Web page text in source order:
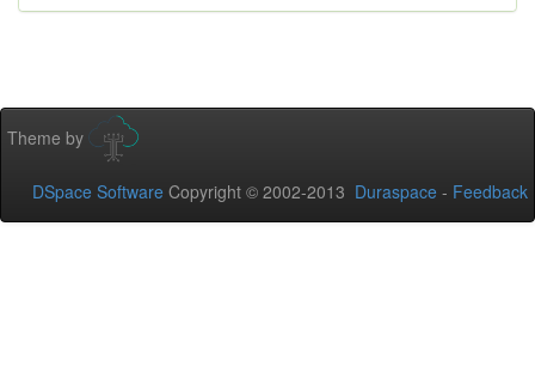
Theme by
DSpace Software Copyright © 2002-2013 Duraspace - Feedback